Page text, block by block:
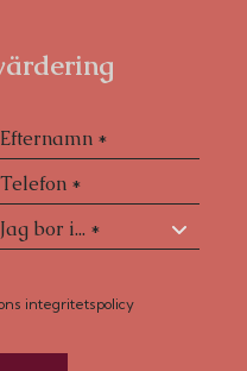
integritetspolicy